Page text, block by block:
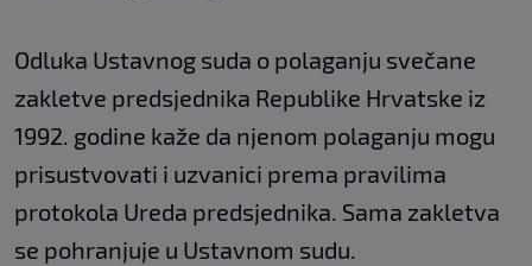
Odluka Ustavnog suda o polaganju svečane
zakletve predsjednika Republike Hrvatske iz
1992. godine kaže da njenom polaganju mogu
prisustvovati i uzvanici prema pravilima
protokola Ureda predsjednika. Sama zakletva
se pohranjuje u Ustavnom sudu.